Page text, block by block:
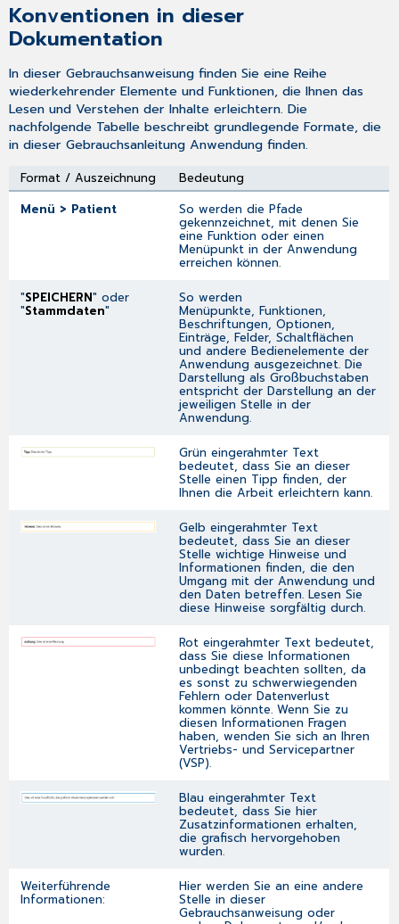
Konventionen in dieser
Dokumentation
In dieser Gebrauchsanweisung finden Sie eine Reihe
wiederkehrender Elemente und Funktionen, die Ihnen das
Lesen und Verstehen der Inhalte erleichtern. Die
nachfolgende Tabelle beschreibt grundlegende Formate, die
in dieser Gebrauchsanleitung Anwendung finden.
Format / Auszeichnung
Bedeutung
Menü > Patient
So werden die Pfade
gekennzeichnet, mit denen Sie
eine Funktion oder einen
Menüpunkt in der Anwendung
erreichen können.
"SPEICHERN" oder
"Stammdaten"
So werden
Menüpunkte, Funktionen,
Beschriftungen, Optionen,
Einträge, Felder, Schaltflächen
und andere Bedienelemente der
Anwendung ausgezeichnet. Die
Darstellung als Großbuchstaben
entspricht der Darstellung an der
jeweiligen Stelle in der
Anwendung.
Grün eingerahmter Text
bedeutet, dass Sie an dieser
Stelle einen Tipp finden, der
Ihnen die Arbeit erleichtern kann.
Gelb eingerahmter Text
bedeutet, dass Sie an dieser
Stelle wichtige Hinweise und
Informationen finden, die den
Umgang mit der Anwendung und
den Daten betreffen. Lesen Sie
diese Hinweise sorgfältig durch.
Rot eingerahmter Text bedeutet,
dass Sie diese Informationen
unbedingt beachten sollten, da
es sonst zu schwerwiegenden
Fehlern oder Datenverlust
kommen könnte. Wenn Sie zu
diesen Informationen Fragen
haben, wenden Sie sich an Ihren
Vertriebs- und Servicepartner
(VSP).
Blau eingerahmter Text
bedeutet, dass Sie hier
Zusatzinformationen erhalten,
die grafisch hervorgehoben
wurden.
Weiterführende
Informationen:
Hier werden Sie an eine andere
Stelle in dieser
Gebrauchsanweisung oder